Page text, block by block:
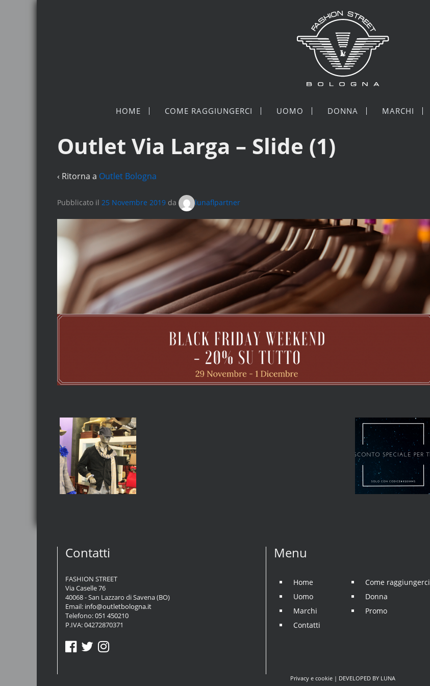
HOME COME RAGGIUNGERCI UOMO DONNA MARCHI
Outlet Via Larga – Slide (1)
‹ Ritorna a Outlet Bologna
Pubblicato il 25 Novembre 2019 da lunaflpartner
Contatti
FASHION STREET
Via Caselle 76
40068 - San Lazzaro di Savena (BO)
Email: info@outletbologna.it
Telefono:051 450210
P.IVA: 04272870371
Menu
Home
Come raggiungerci
Uomo
Donna
Marchi
Promo
Contatti
Privacy e cookie | DEVELOPED BY LUNA